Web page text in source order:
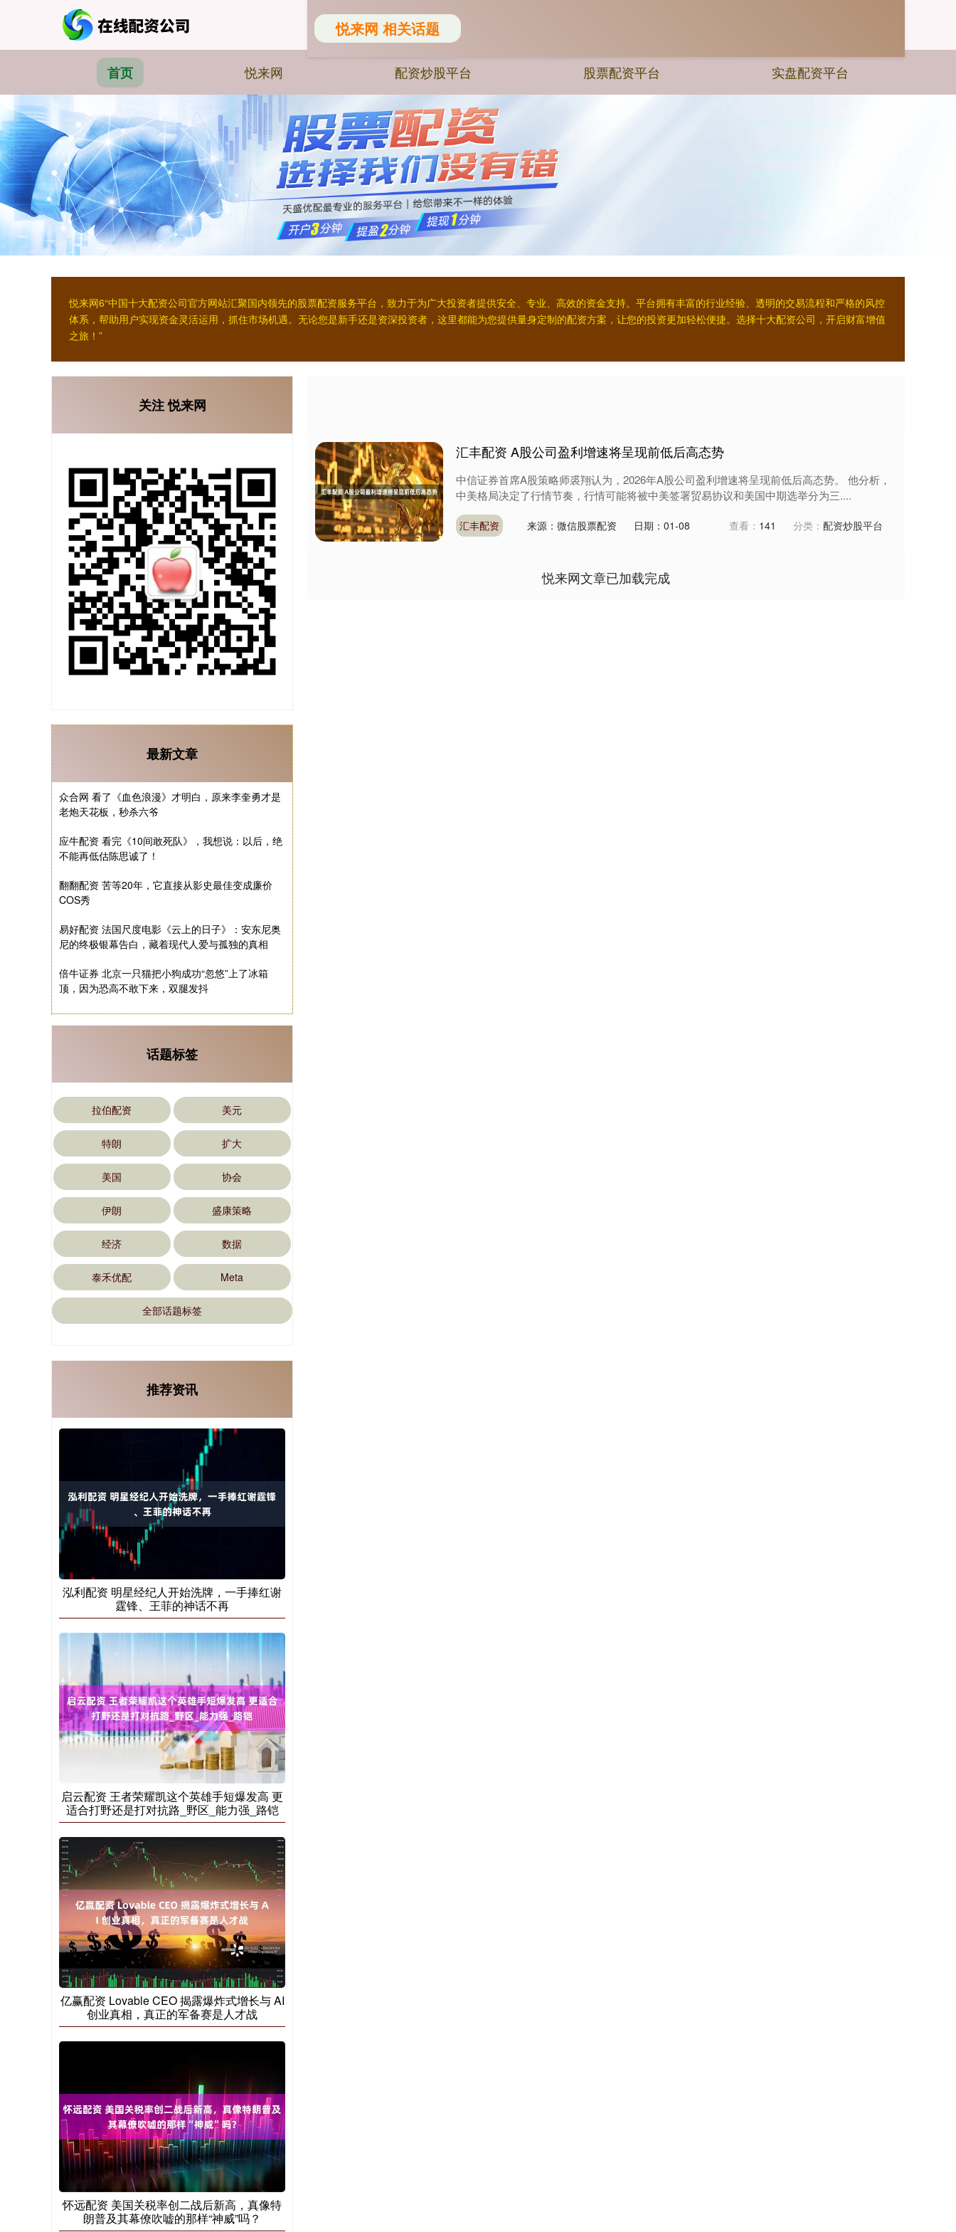
首页 悦来网 配资炒股平台 股票配资平台 实盘配资平台
悦来网6“中国十大配资公司官方网站汇聚国内领先的股票配资服务平台，致力于为广大投资者提供安全、专业、高效的资金支持。平台拥有丰富的行业经验、透明的交易流程和严格的风控
体系，帮助用户实现资金灵活运用，抓住市场机遇。无论您是新手还是资深投资者，这里都能为您提供量身定制的配资方案，让您的投资更加轻松便捷。选择十大配资公司，开启财富增值
之旅！”
悦来网 相关话题
汇丰配资 A股公司盈利增速将呈现前低后高态势
中信证券首席A股策略师裘翔认为，2026年A股公司盈利增速将呈现前低后高态势。 他分析，
中美格局决定了行情节奏，行情可能将被中美签署贸易协议和美国中期选举分为三....
汇丰配资 来源：微信股票配资 日期：01-08 查看： 141 分类： 配资炒股平台
悦来网文章已加载完成
关注 悦来网
最新文章
众合网 看了《血色浪漫》才明白，原来李奎勇才是
老炮天花板，秒杀六爷
应牛配资 看完《10间敢死队》，我想说：以后，绝
不能再低估陈思诚了！
翻翻配资 苦等20年，它直接从影史最佳变成廉价
COS秀
易好配资 法国尺度电影《云上的日子》：安东尼奥
尼的终极银幕告白，藏着现代人爱与孤独的真相
倍牛证券 北京一只猫把小狗成功“忽悠”上了冰箱
顶，因为恐高不敢下来，双腿发抖
话题标签
拉伯配资 美元
特朗 扩大
美国 协会
伊朗 盛康策略
经济 数据
泰禾优配 Meta
全部话题标签
推荐资讯
泓利配资 明星经纪人开始洗牌，一手捧红谢
霆锋、王菲的神话不再
启云配资 王者荣耀凯这个英雄手短爆发高 更
适合打野还是打对抗路_野区_能力强_路铠
亿赢配资 Lovable CEO 揭露爆炸式增长与 AI
创业真相，真正的军备赛是人才战
怀远配资 美国关税率创二战后新高，真像特
朗普及其幕僚吹嘘的那样“神威”吗？